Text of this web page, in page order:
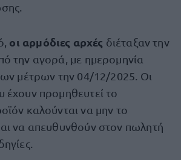
οι αρμόδιες αρχές διέταξαν την
την αγορά, με ημερομηνία
μέτρων την 04/12/2025. Oι
έχουν προμηθευτεί το
καλούνται να μην το
να απευθυνθούν στον πωλητή